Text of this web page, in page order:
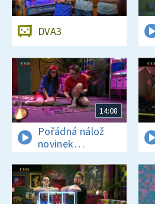
DVA3
14:08
Pořádná nálož
novinek
a zajímavostí